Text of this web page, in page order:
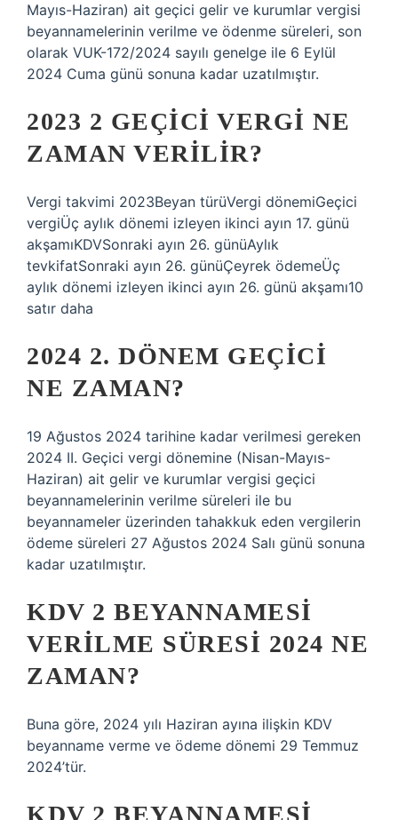
Mayıs-Haziran) ait geçici gelir ve kurumlar vergisi
beyannamelerinin verilme ve ödenme süreleri, son
olarak VUK-172/2024 sayılı genelge ile 6 Eylül
2024 Cuma günü sonuna kadar uzatılmıştır.
2023 2 GEÇICI VERGI NE
ZAMAN VERILIR?
Vergi takvimi 2023Beyan türüVergi dönemiGeçici
vergiÜç aylık dönemi izleyen ikinci ayın 17. günü
akşamıKDVSonraki ayın 26. günüAylık
tevkifatSonraki ayın 26. günüÇeyrek ödemeÜç
aylık dönemi izleyen ikinci ayın 26. günü akşamı10
satır daha
2024 2. DÖNEM GEÇICI
NE ZAMAN?
19 Ağustos 2024 tarihine kadar verilmesi gereken
2024 II. Geçici vergi dönemine (Nisan-Mayıs-
Haziran) ait gelir ve kurumlar vergisi geçici
beyannamelerinin verilme süreleri ile bu
beyannameler üzerinden tahakkuk eden vergilerin
ödeme süreleri 27 Ağustos 2024 Salı günü sonuna
kadar uzatılmıştır.
KDV 2 BEYANNAMESI
VERILME SÜRESI 2024 NE
ZAMAN?
Buna göre, 2024 yılı Haziran ayına ilişkin KDV
beyanname verme ve ödeme dönemi 29 Temmuz
2024’tür.
KDV 2 BEYANNAMESI